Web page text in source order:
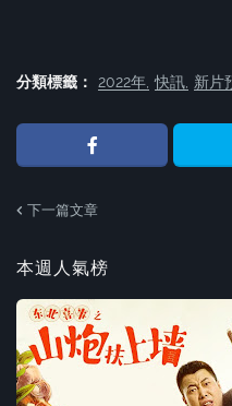
分類標籤： 2022年 快訊 新片
下一篇文章
本週人氣榜